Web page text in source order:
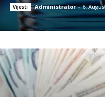
Vijesti Administrator - 6.